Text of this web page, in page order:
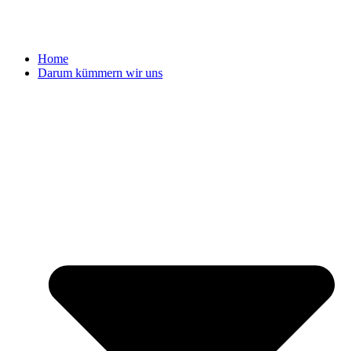
Home
Darum kümmern wir uns